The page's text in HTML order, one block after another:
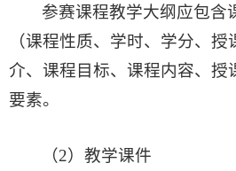
参赛课程教学大纲应包含
（课程性质、学时、学分、
介、课程目标、课程内容、授
要素。
（2）教学课件